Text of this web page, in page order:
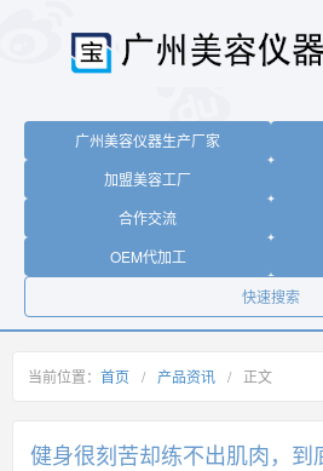
广州美容仪器生产厂家
加盟美容工厂
合作交流
OEM代加工
快速搜索
当前位置： 首页 / 产品资讯 / 正文
健身很刻苦却练不出肌肉，到